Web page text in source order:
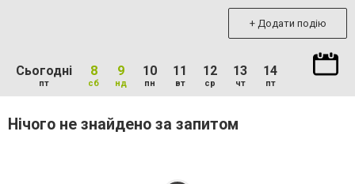
+ Додати подію
Сьогодні
пт
8
сб
9
нд
10
пн
11
вт
12
ср
13
чт
14
пт
Нічого не знайдено за запитом